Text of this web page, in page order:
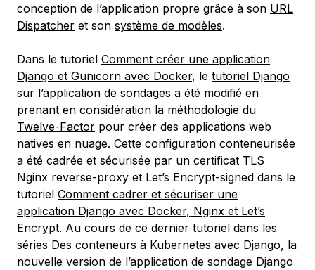
conception de l’application propre grâce à son URL
Dispatcher et son système de modèles.
Dans le tutoriel Comment créer une application
Django et Gunicorn avec Docker, le tutoriel Django
sur l’application de sondages a été modifié en
prenant en considération la méthodologie du
Twelve-Factor pour créer des applications web
natives en nuage. Cette configuration conteneurisée
a été cadrée et sécurisée par un certificat TLS
Nginx reverse-proxy et Let’s Encrypt-signed dans le
tutoriel Comment cadrer et sécuriser une
application Django avec Docker, Nginx et Let’s
Encrypt. Au cours de ce dernier tutoriel dans les
séries Des conteneurs à Kubernetes avec Django, la
nouvelle version de l’application de sondage Django